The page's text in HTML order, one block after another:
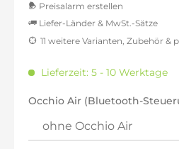
Preisalarm erstellen
Liefer-Länder & MwSt.-Sätze
inkl. 16% MwSt.: 922,15 €
inkl. 20% MwSt.: 953,95 €
inkl. 21% MwSt.: 961,90 €
inkl. 21% MwSt.: 961,90 €
inkl. 21% MwSt.: 961,90 €
11 weitere Varianten, Zubehör &
Lieferzeit: 5 - 10 Werktage
Occhio Air (Bluetooth-